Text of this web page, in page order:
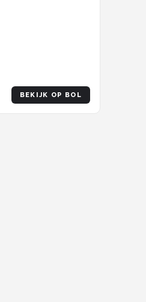
BEKIJK OP BOL